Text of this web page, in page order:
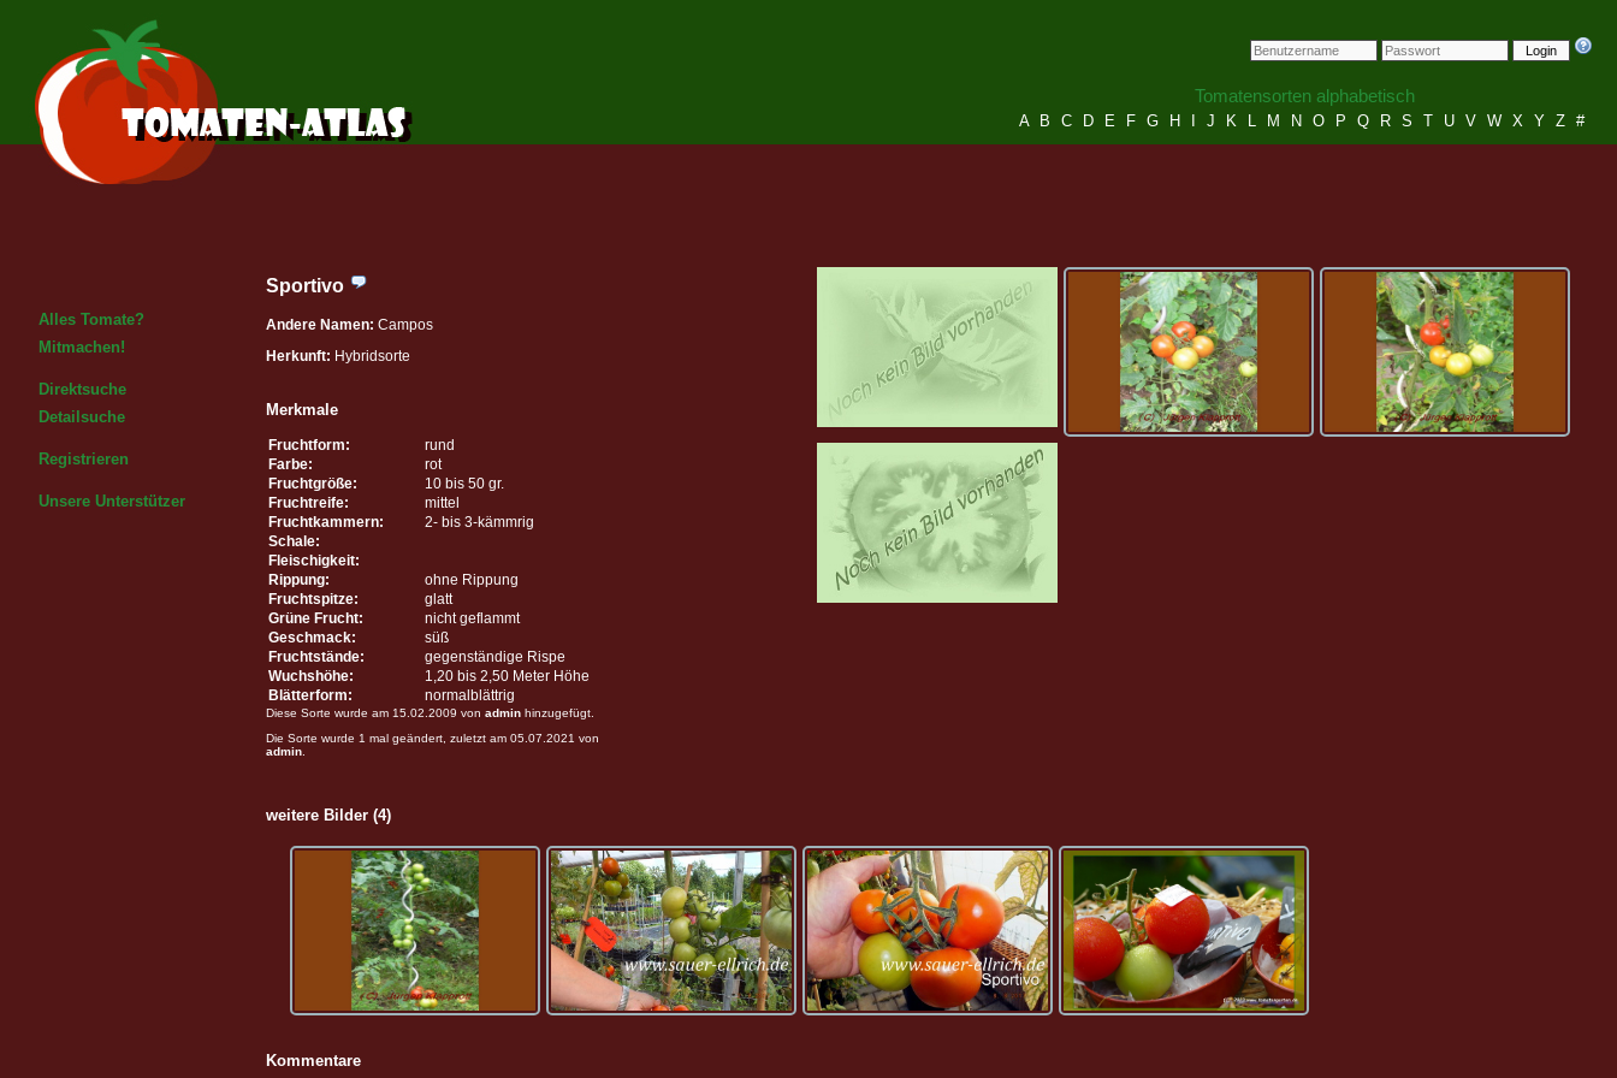
Login
Tomatensorten alphabetisch
A B C D E F G H J K L M N O P Q R S T U V W X Y Z #
Alles Tomate?
Mitmachen!
Direktsuche
Detailsuche
Registrieren
Unsere Unterstützer
Sportivo
Andere Namen: Campos
Herkunft: Hybridsorte
Merkmale
Fruchtform:
rund
Farbe:
rot
Fruchtgröße:
10 bis 50 gr.
Fruchtreife:
mittel
Fruchtkammern:
2- bis 3-kämmrig
Schale:
Fleischigkeit:
Rippung:
ohne Rippung
Fruchtspitze:
glatt
Grüne Frucht:
nicht geflammt
Geschmack:
süß
Fruchtstände:
gegenständige Rispe
Wuchshöhe:
1,20 bis 2,50 Meter Höhe
Blätterform:
normalblättrig
Diese Sorte wurde am 15.02.2009 von admin hinzugefügt.
Die Sorte wurde 1 mal geändert, zuletzt am 05.07.2021 von
admin
weitere Bilder (4)
Kommentare